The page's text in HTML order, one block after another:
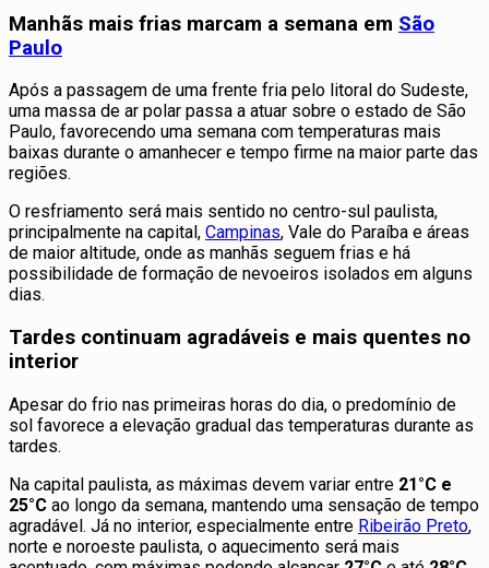
Manhãs mais frias marcam a semana em São
Paulo
Após a passagem de uma frente fria pelo litoral do Sudeste,
uma massa de ar polar passa a atuar sobre o estado de São
Paulo, favorecendo uma semana com temperaturas mais
baixas durante o amanhecer e tempo firme na maior parte das
regiões.
O resfriamento será mais sentido no centro-sul paulista,
principalmente na capital, Campinas, Vale do Paraíba e áreas
de maior altitude, onde as manhãs seguem frias e há
possibilidade de formação de nevoeiros isolados em alguns
dias.
Tardes continuam agradáveis e mais quentes no
interior
Apesar do frio nas primeiras horas do dia, o predomínio de
sol favorece a elevação gradual das temperaturas durante as
tardes.
Na capital paulista, as máximas devem variar entre 21°C e
25°C ao longo da semana, mantendo uma sensação de tempo
agradável. Já no interior, especialmente entre Ribeirão Preto,
norte e noroeste paulista, o aquecimento será mais